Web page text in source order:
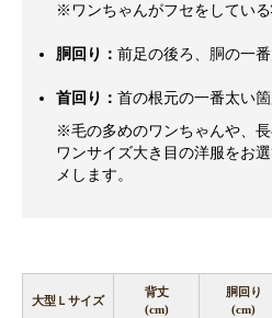
※ワンちゃんがフセをしている
胴回り： 前足の後ろ、胴の一
首回り： 首の根元の一番太い
※毛の多めのワンちゃんや、長
ワンサイズ大き目の洋服をお
メします。
大型Ｌサイズ
背丈
(cm)
胴回り
(cm)